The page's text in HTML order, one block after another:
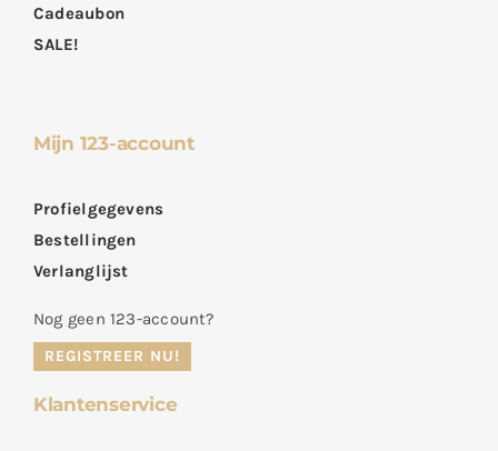
Cadeaubon
SALE!
Mijn 123-account
Profielgegevens
Bestellingen
Verlanglijst
Nog geen 123-account?
REGISTREER NU!
Klantenservice